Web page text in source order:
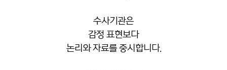
수사기관은
감정 표현보다
논리와 자료를 중시합니다.